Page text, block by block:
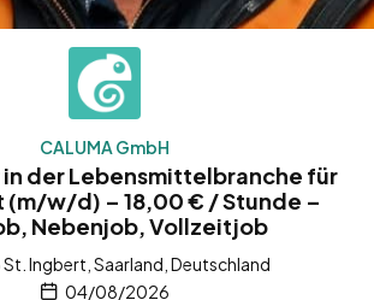
CALUMA GmbH
der Lebensmittelbranche für
(m/w/d) – 18,00 € / Stunde –
Nebenjob, Vollzeitjob
Ingbert, Saarland, Deutschland
04/08/2026